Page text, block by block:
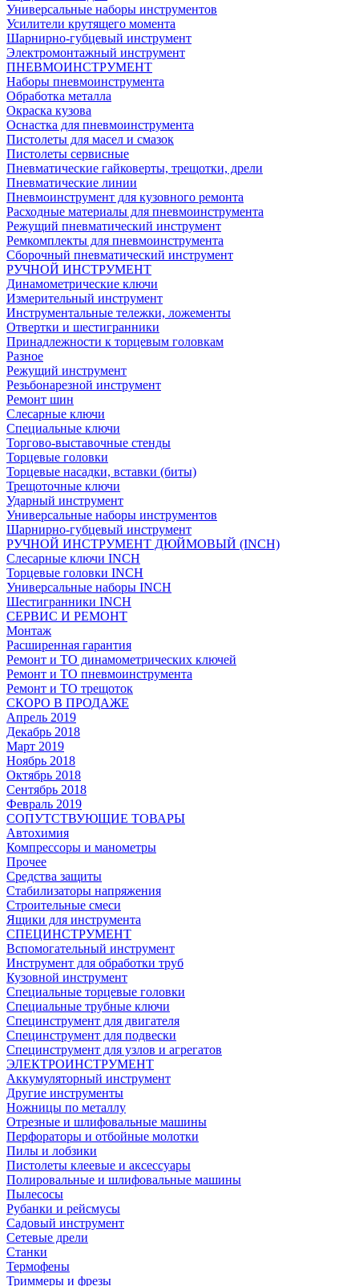
Универсальные наборы инструментов
Усилители крутящего момента
Шарнирно-губцевый инструмент
Электромонтажный инструмент
ПНЕВМОИНСТРУМЕНТ
Наборы пневмоинструмента
Обработка металла
Окраска кузова
Оснастка для пневмоинструмента
Пистолеты для масел и смазок
Пистолеты сервисные
Пневматические гайковерты, трещотки, дрели
Пневматические линии
Пневмоинструмент для кузовного ремонта
Расходные материалы для пневмоинструмента
Режущий пневматический инструмент
Ремкомплекты для пневмоинструмента
Сборочный пневматический инструмент
РУЧНОЙ ИНСТРУМЕНТ
Динамометрические ключи
Измерительный инструмент
Инструментальные тележки, ложементы
Отвертки и шестигранники
Принадлежности к торцевым головкам
Разное
Режущий инструмент
Резьбонарезной инструмент
Ремонт шин
Слесарные ключи
Специальные ключи
Торгово-выставочные стенды
Торцевые головки
Торцевые насадки, вставки (биты)
Трещоточные ключи
Ударный инструмент
Универсальные наборы инструментов
Шарнирно-губцевый инструмент
РУЧНОЙ ИНСТРУМЕНТ ДЮЙМОВЫЙ (INCH)
Слесарные ключи INCH
Торцевые головки INCH
Универсальные наборы INCH
Шестигранники INCH
СЕРВИС И РЕМОНТ
Монтаж
Расширенная гарантия
Ремонт и ТО динамометрических ключей
Ремонт и ТО пневмоинструмента
Ремонт и ТО трещоток
СКОРО В ПРОДАЖЕ
Апрель 2019
Декабрь 2018
Март 2019
Ноябрь 2018
Октябрь 2018
Сентябрь 2018
Февраль 2019
СОПУТСТВУЮЩИЕ ТОВАРЫ
Автохимия
Компрессоры и манометры
Прочее
Средства защиты
Стабилизаторы напряжения
Строительные смеси
Ящики для инструмента
СПЕЦИНСТРУМЕНТ
Вспомогательный инструмент
Инструмент для обработки труб
Кузовной инструмент
Специальные торцевые головки
Специальные трубные ключи
Специнструмент для двигателя
Специнструмент для подвески
Специнструмент для узлов и агрегатов
ЭЛЕКТРОИНСТРУМЕНТ
Аккумуляторный инструмент
Другие инструменты
Ножницы по металлу
Отрезные и шлифовальные машины
Перфораторы и отбойные молотки
Пилы и лобзики
Пистолеты клеевые и аксессуары
Полировальные и шлифовальные машины
Пылесосы
Рубанки и рейсмусы
Садовый инструмент
Сетевые дрели
Станки
Термофены
Триммеры и фрезы